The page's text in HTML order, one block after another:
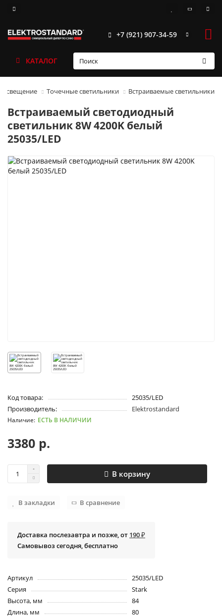
+7 (921) 907-34-59
КАТАЛОГ
освещение Точечные светильники Встраиваемые светильники
Встраиваемый светодиодный
светильник 8W 4200K белый
25035/LED
Код товара:
25035/LED
Производитель:
Elektrostandard
ЕСТЬ В НАЛИЧИИ
3380 р.
В корзину
В закладки В сравнение
Доставка послезавтра и позже, от 190 ₽
Самовывоз сегодня, бесплатно
Артикул
25035/LED
Серия
Stark
Высота, мм
84
Длина, мм
80